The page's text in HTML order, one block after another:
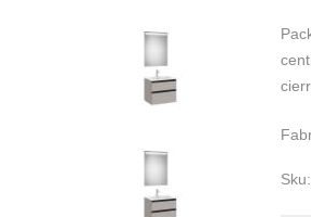
Sku: